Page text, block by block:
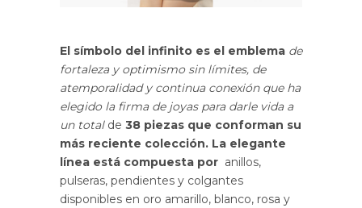
El símbolo del infinito es el emblema de
fortaleza y optimismo sin límites, de
atemporalidad y continua conexión que ha
elegido la firma de joyas para darle vida a
un totalde 38 piezas que conforman su
más reciente colección. La elegante
línea está compuesta por anillos,
pulseras, pendientes y colgantes
disponibles en oro amarillo, blanco, rosa y